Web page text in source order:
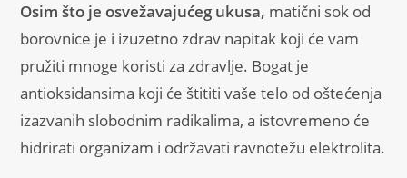
Osim što je osvežavajućeg ukusa, matični sok od
borovnice je i izuzetno zdrav napitak koji će vam
pružiti mnoge koristi za zdravlje. Bogat je
antioksidansima koji će štititi vaše telo od oštećenja
izazvanih slobodnim radikalima, a istovremeno će
hidrirati organizam i održavati ravnotežu elektrolita.